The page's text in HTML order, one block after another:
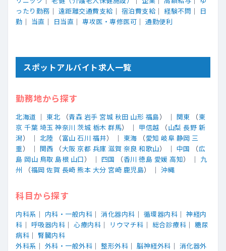
ったり勤務 ｜ 遠距離交通費支給 ｜ 宿泊費支給 ｜ 経験不問 ｜
日
勤 ｜ 当直 ｜ 日当直 ｜ 専攻医・専修医可 ｜ 通勤便利
スポットアルバイト求人一覧
勤務地から探す
北海道 ｜ 東北 （青森 岩手 宮城 秋田 山形 福島） ｜ 関東 （東
京 千葉 埼玉 神奈川 茨城 栃木 群馬） ｜ 甲信越 （山梨 長野 新
潟） ｜ 北陸 （富山 石川 福井） ｜ 東海 （愛知 岐阜 静岡 三
重） ｜ 関西 （大阪 京都 兵庫 滋賀 奈良 和歌山） ｜ 中国 （広
島 岡山 鳥取 島根 山口） ｜ 四国 （香川 徳島 愛媛 高知） ｜ 九
州 （福岡 佐賀 長崎 熊本 大分 宮崎 鹿児島） ｜ 沖縄
科目から探す
内科系 ｜ 内科・一般内科 ｜ 消化器内科 ｜ 循環器内科 ｜ 神経内
科 ｜ 呼吸器内科 ｜ 心療内科 ｜ リウマチ科 ｜ 総合診療科 ｜ 糖尿
病科 ｜ 腎臓内科
外科系 ｜ 外科・一般外科 ｜ 整形外科 ｜ 脳神経外科 ｜ 消化器外